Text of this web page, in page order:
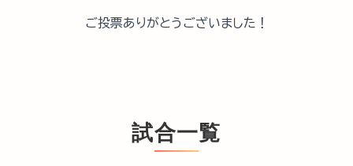
ご投票ありがとうございました！
試合一覧